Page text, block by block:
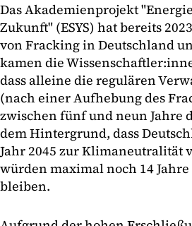
Das Akademienprojekt
Zukunft" (ESYS) hat bereits
von Fracking in Deutschland
kamen die
dass alleine die regulären
(nach einer Aufhebung des
zwischen fünf und neun Jahre
dem Hintergrund, dass
Jahr 2045 zur Klimaneutralität
würden maximal noch 14
bleiben.